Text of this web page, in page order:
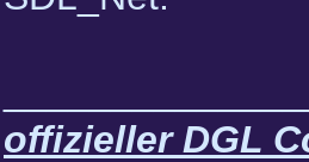
offizieller DGL